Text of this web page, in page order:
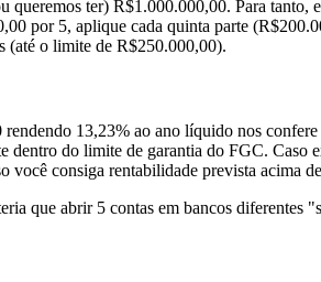
queremos ter) R$1.000.000,00. Para
por 5, aplique cada quinta parte
(até o limite de R$250.000,00).
13,23% ao ano líquido nos
do limite de garantia do FGC.
você consiga rentabilidade prevista acima
que abrir 5 contas em bancos